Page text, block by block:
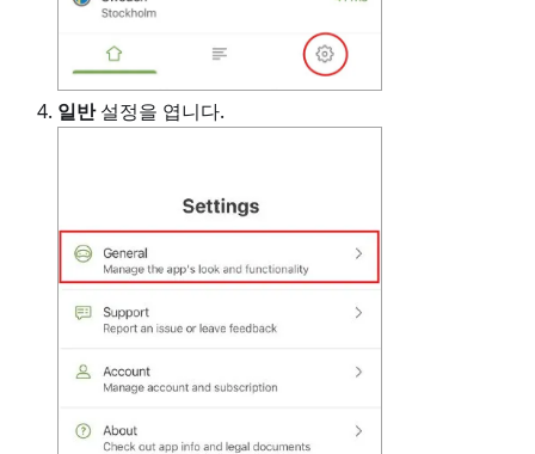
일반설정을 엽니다.